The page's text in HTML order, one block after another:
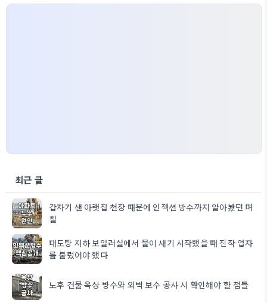
최근 글
갑자기 샌 아랫집 천장 때문에 인젝션 방수까지 알아봤던 며
칠
대도탕 지하 보일러실에서 물이 새기 시작했을 때 진작 업자
를 불렀어야 했다
노후 건물 옥상 방수와 외벽 보수 공사 시 확인해야 할 점들